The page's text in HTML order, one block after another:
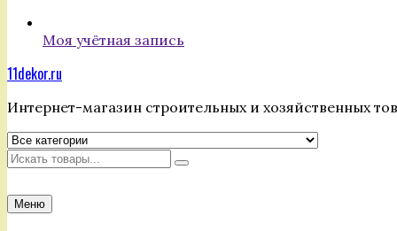
Моя учётная запись
11dekor.ru
Интернет-магазин строительных и хозяйственных
Искать
Меню